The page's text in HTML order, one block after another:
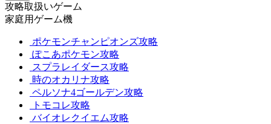
攻略取扱いゲーム
家庭用ゲーム機
ポケモンチャンピオンズ攻略
ぽこあポケモン攻略
スプラレイダース攻略
時のオカリナ攻略
ペルソナ4ゴールデン攻略
トモコレ攻略
バイオレクイエム攻略